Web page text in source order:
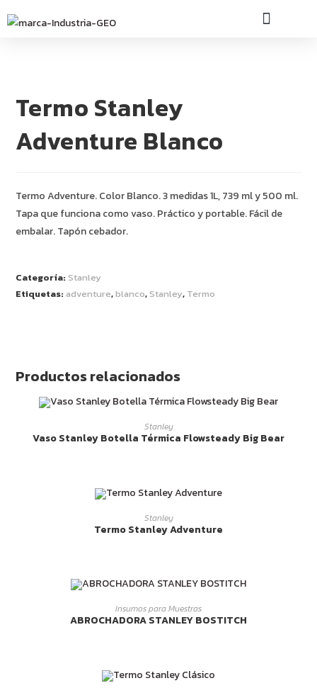
Termo Stanley
Adventure Blanco
Termo Adventure. Color Blanco. 3 medidas 1L, 739 ml y 500 ml.
Tapa que funciona como vaso. Práctico y portable. Fácil de
embalar. Tapón cebador.
Categoría: Stanley
Etiquetas: adventure,blanco, Stanley, Termo
Productos relacionados
LEER MÁS
Stanley
Vaso Stanley Botella Térmica Flowsteady Big Bear
LEER MÁS
Stanley
Termo Stanley Adventure
LEER MÁS
Insumos para Muestras
ABROCHADORA STANLEY BOSTITCH